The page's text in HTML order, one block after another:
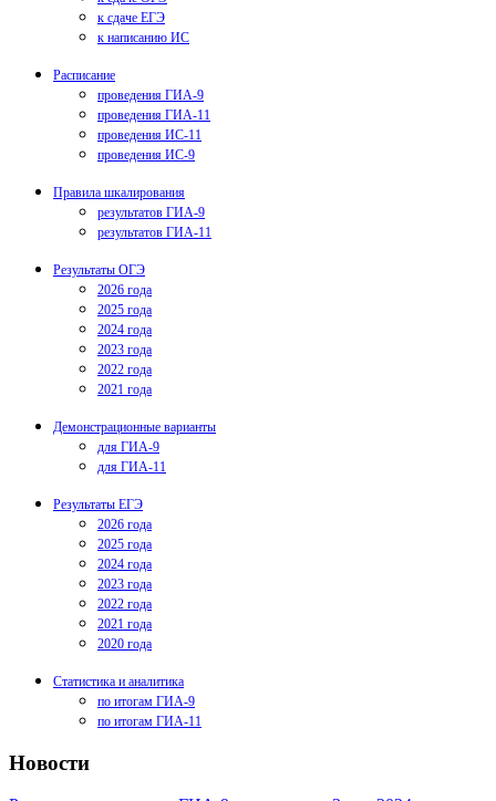
к сдаче ЕГЭ
к написанию ИС
Расписание
проведения ГИА-9
проведения ГИА-11
проведения ИС-11
проведения ИС-9
Правила шкалирования
результатов ГИА-9
результатов ГИА-11
Результаты ОГЭ
2026 года
2025 года
2024 года
2023 года
2022 года
2021 года
Демонстрационные варианты
для ГИА-9
для ГИА-11
Результаты ЕГЭ
2026 года
2025 года
2024 года
2023 года
2022 года
2021 года
2020 года
Статистика и аналитика
по итогам ГИА-9
по итогам ГИА-11
Новости